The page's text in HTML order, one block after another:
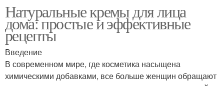
Натуральные кремы для лица
дома: простые и эффективные
рецепты
Введение
В современном мире, где косметика насыщена
химическими добавками, все больше женщин обращают